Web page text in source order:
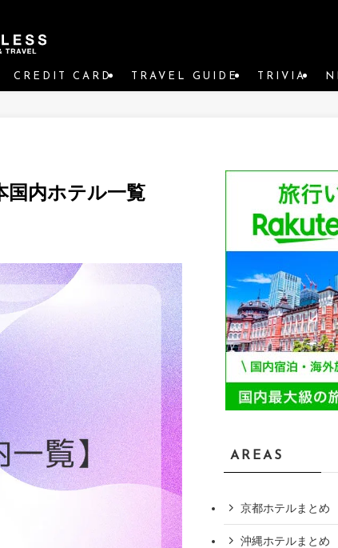
CREDIT CARD TRAVEL GUIDE TRIVIA
国内ホテル一覧
AREAS
京都ホテルまとめ
沖縄ホテルまとめ